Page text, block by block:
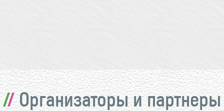
Организаторы и партнеры